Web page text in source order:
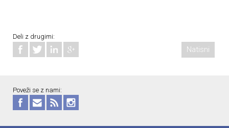
Deli z drugimi:
Natisni
Poveži se z nami: